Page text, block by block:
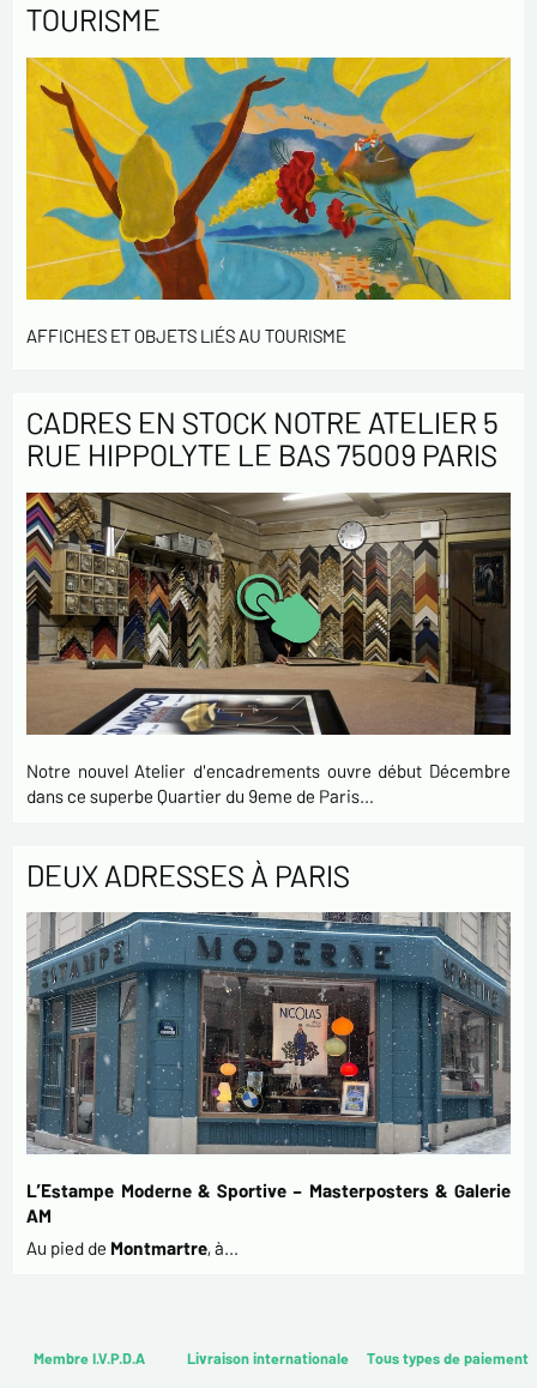
TOURISME
AFFICHES ET OBJETS LIÉS AU TOURISME
CADRES EN STOCK NOTRE ATELIER 5
RUE HIPPOLYTE LE BAS 75009 PARIS
Notre nouvel Atelier d'encadrements ouvre début Décembre
dans ce superbe Quartier du 9eme de Paris…
DEUX ADRESSES À PARIS
L’Estampe Moderne & Sportive – Masterposters & Galerie
AM
Au pied de Montmartre, à…
Membre I.V.P.D.A Livraison internationale Tous types de paiement